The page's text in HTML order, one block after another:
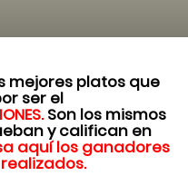
mejores platosque
ser el
Son los mismos
y califican en
aquí los ganadores